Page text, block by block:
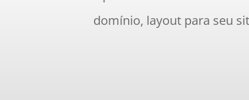
domínio, layout para seu